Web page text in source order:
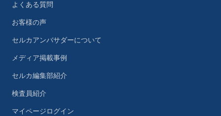
よくある質問
お客様の声
セルカアンバサダーについて
メディア掲載事例
セルカ編集部紹介
検査員紹介
マイページログイン